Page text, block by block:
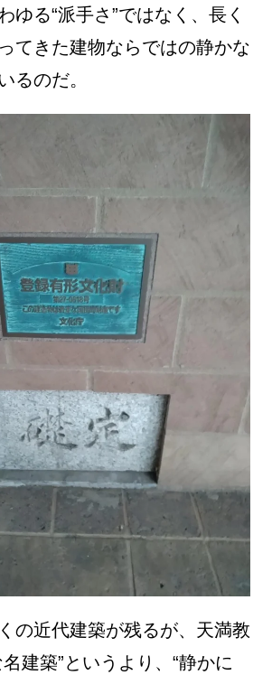
ゆる“派手さ”ではなく、長く
てきた建物ならではの静かな
るのだ。
の近代建築が残るが、天満教
建築”というより、“静かに